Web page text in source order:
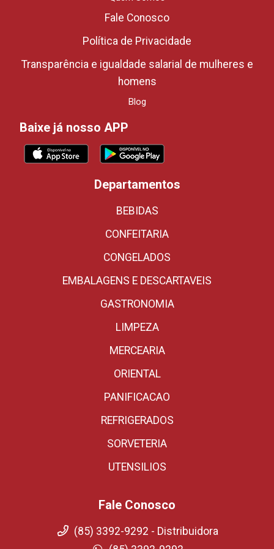
Fale Conosco
Política de Privacidade
Transparência e igualdade salarial de mulheres e
homens
Blog
Baixe já nosso APP
Departamentos
BEBIDAS
CONFEITARIA
CONGELADOS
EMBALAGENS E DESCARTAVEIS
GASTRONOMIA
LIMPEZA
MERCEARIA
ORIENTAL
PANIFICACAO
REFRIGERADOS
SORVETERIA
UTENSILIOS
Fale Conosco
(85) 3392-9292 - Distribuidora